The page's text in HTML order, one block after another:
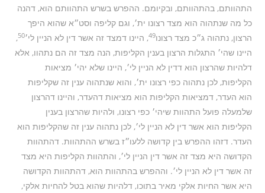
התהוותם, בהתהוותם, ובקיומם. ההפרש בשרש התהוותם הוא, דהנה
כל מה שנתהוה הוא מצד רצונו ית׳, וגם קליפה וסט״א שהוא היפך
הרצון, נתהוה ג״כ מצד רצונו49, היינו דמצד זה אשר דין לא הניין לי׳50
,
היינו שהי׳ התגלות הרצון בענין הקליפות, הנה מצד זה הם נתהוו, אלא
דלהיות שהרצון הוא דדין לא הניין לי׳, היינו שלא יהי׳ מציאות
הקליפות, לכן נתהוה כפי רצונו ית׳, והוא שנתהוה ענין זה שקליפות
הוא העדר, דמציאות הקליפות הוא מציאות דהעדר, והיינו דהרצון
שלמעלה פועל התהוות שיהי׳ כפי רצונו, ולהיות שהרצון בענין
הקליפות הוא אשר דין לא הניין לי׳, לכן נתהוה ענין זה שהקליפות הוא
העדר. דזהו ההפרש בין קדושה ללעו״ז בשרש ההתהוות. דהתהוות
הקדושה היא מצד זה אשר דין הניין לי׳, והתהוות הקליפות היא מצד
זה אשר דין לא הניין לי׳. וההפרש בהתהוות הוא, דהתהוות הקדושה
היא אשר החיות אלקי מאיר בתוכו, דלהיות שהוא בטל להחיות אלקי,